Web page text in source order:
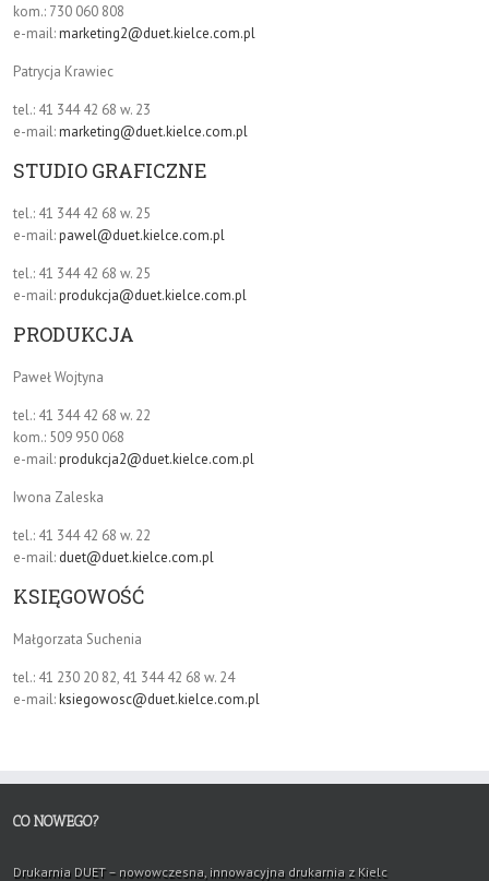
kom.: 730 060 808
e-mail:marketing2@duet.kielce.com.pl
Patrycja Krawiec
tel.: 41 344 42 68 w. 23
e-mail:marketing@duet.kielce.com.pl
STUDIO GRAFICZNE
tel.: 41 344 42 68 w. 25
e-mail:pawel@duet.kielce.com.pl
tel.: 41 344 42 68 w. 25
e-mail:produkcja@duet.kielce.com.pl
PRODUKCJA
Paweł Wojtyna
tel.: 41 344 42 68 w. 22
kom.: 509 950 068
e-mail:produkcja2@duet.kielce.com.pl
Iwona Zaleska
tel.: 41 344 42 68 w. 22
e-mail: duet@duet.kielce.com.pl
KSIĘGOWOŚĆ
Małgorzata Suchenia
tel.: 41 230 20 82, 41 344 42 68 w. 24
e-mail:ksiegowosc@duet.kielce.com.pl
CO NOWEGO?
Drukarnia DUET – nowowczesna, innowacyjna drukarnia z Kielc